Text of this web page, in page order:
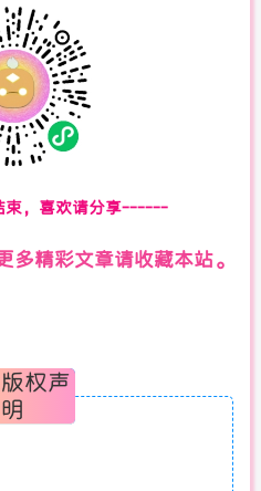
，喜欢请分享------
多精彩文章请收藏本站。
权声
明